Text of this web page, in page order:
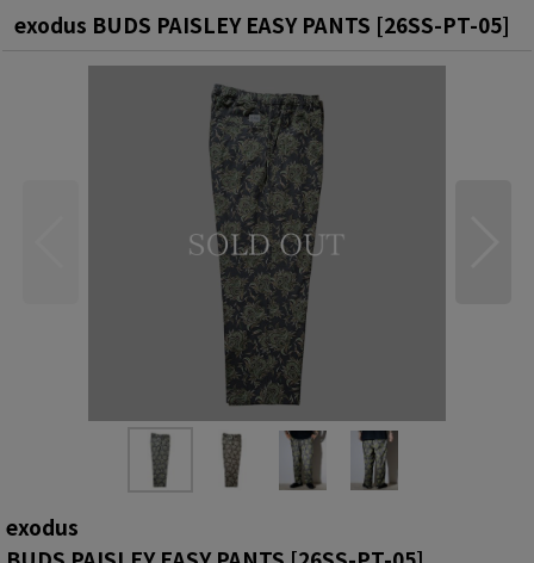
exodus BUDS PAISLEY EASY PANTS [26SS-PT-05]
exodus